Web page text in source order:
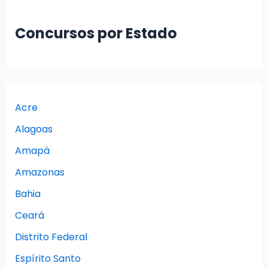
Concursos por Estado
Acre
Alagoas
Amapá
Amazonas
Bahia
Ceará
Distrito Federal
Espírito Santo